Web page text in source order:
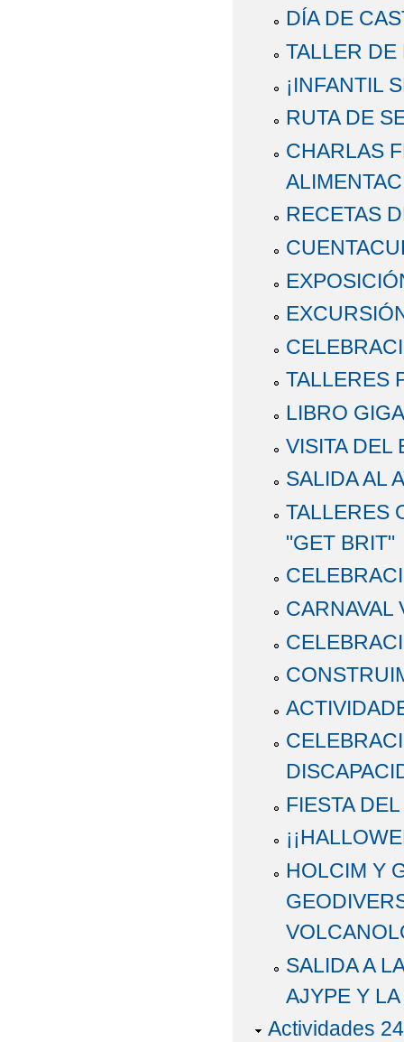
DÍA DE
TALLER DE
¡INFANTIL
RUTA DE
CHARLAS
RECETAS
TALLERES
LIBRO
VISITA DEL
SALIDA AL
TALLERES
"GET BRIT"
CARNAVAL
FIESTA
HOLCIM Y
SALIDA A
AJYPE Y
Actividades